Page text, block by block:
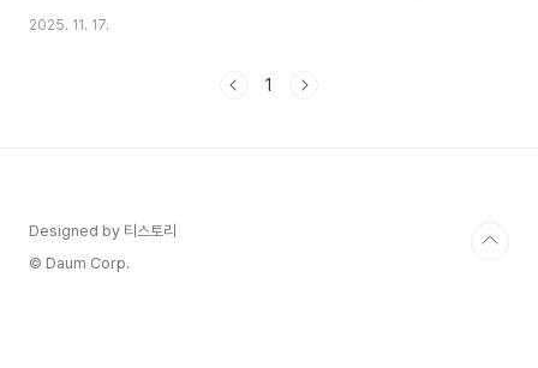
아파트 지하 주차장에서 '경차는 일반 주차칸 금지'라는 안내문이 붙으면서,
운 상황에서 일반 칸까지 단속 대상으로 삼고, 위반 시 강력 접착 스티커를 붙이
2025. 11. 17.
1
Designed by 티스토리
© Daum Corp.